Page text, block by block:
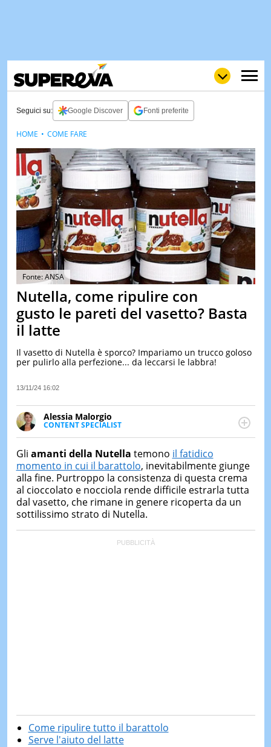
LOLGULP
LOVE
WOW
POP
NEWS
VIDEO
& TV
QUIZ
&
TEST
&
LE
DI
IERI
Seguici su: Google Discover Fonti preferite
Fonte: ANSA
Nutella, come ripulire con
gusto le pareti del vasetto? Basta
il latte
Il vasetto di Nutella è sporco? Impariamo un trucco goloso
per pulirlo alla perfezione... da leccarsi le labbra!
13/11/24 16:02
Alessia Malorgio
CONTENT SPECIALIST
Ha conseguito un Master in Marketing Management
occupa della creazione di contenuti in ottica SEO e
dello sviluppo di strategie marketing attraverso
canali digitali.
HOME COME FARE
Gli amanti della Nutella temono il fatidico
momento in cui il barattolo, inevitabilmente giunge
alla fine. Purtroppo la consistenza di questa crema
al cioccolato e nocciola rende difficile estrarla tutta
dal vasetto, che rimane in genere ricoperta da un
sottilissimo strato di Nutella.
Come ripulire tutto il barattolo
Serve l'aiuto del latte